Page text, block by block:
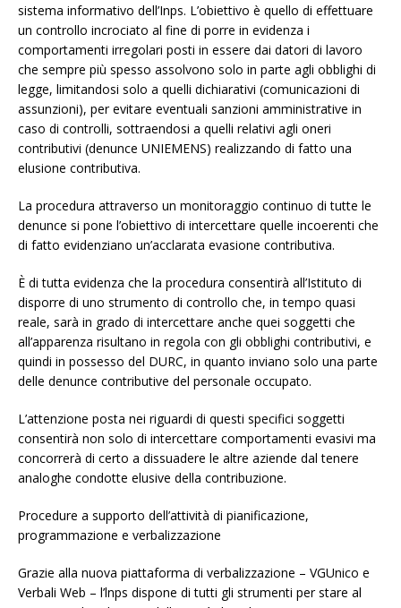
sistema informativo dell’Inps. L’obiettivo è quello di effettuare
un controllo incrociato al fine di porre in evidenza i
comportamenti irregolari posti in essere dai datori di lavoro
che sempre più spesso assolvono solo in parte agli obblighi di
legge, limitandosi solo a quelli dichiarativi (comunicazioni di
assunzioni), per evitare eventuali sanzioni amministrative in
caso di controlli, sottraendosi a quelli relativi agli oneri
contributivi (denunce UNIEMENS) realizzando di fatto una
elusione contributiva.
La procedura attraverso un monitoraggio continuo di tutte le
denunce si pone l’obiettivo di intercettare quelle incoerenti che
di fatto evidenziano un’acclarata evasione contributiva.
È di tutta evidenza che la procedura consentirà all’Istituto di
disporre di uno strumento di controllo che, in tempo quasi
reale, sarà in grado di intercettare anche quei soggetti che
all’apparenza risultano in regola con gli obblighi contributivi, e
quindi in possesso del DURC, in quanto inviano solo una parte
delle denunce contributive del personale occupato.
L’attenzione posta nei riguardi di questi specifici soggetti
consentirà non solo di intercettare comportamenti evasivi ma
concorrerà di certo a dissuadere le altre aziende dal tenere
analoghe condotte elusive della contribuzione.
Procedure a supporto dell’attività di pianificazione,
programmazione e verbalizzazione
Grazie alla nuova piattaforma di verbalizzazione – VGUnico e
Verbali Web – l’lnps dispone di tutti gli strumenti per stare al